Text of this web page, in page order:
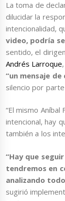
La toma de
dilucidar la
intencionalidad,
video, podría
sentido, el
Andrés Larroque
“un mensaje
silencio por
“El mismo
intencional, hay
también a los
“Hay que
tendremos en
analizando
sugirió